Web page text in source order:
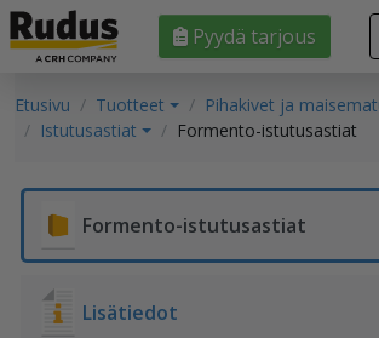
Pyydä tarjous
Etusivu Tuotteet
Pihakivet ja
Istutusastiat
Formento-istutusastiat
Formento-istutusastiat
Lisätiedot